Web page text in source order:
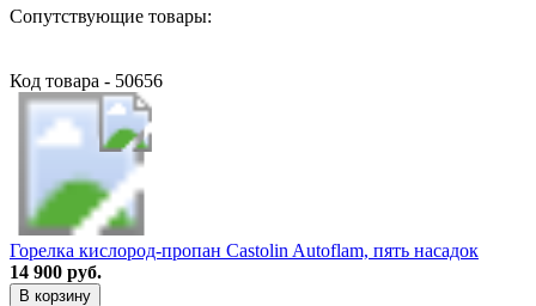
Сопутствующие товары:
Код товара - 50656
Горелка кислород-пропан Castolin Autoflam, пять насадок
14 900 руб.
В корзину